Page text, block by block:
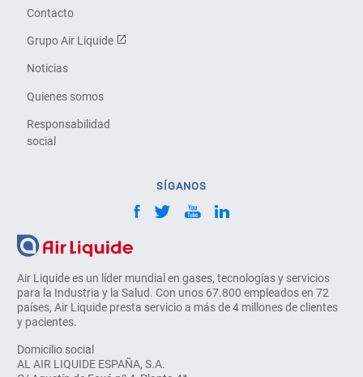
Air Liquide es un líder mundial en gases, tecnologías y servicios
para la Industria y la Salud. Con unos 67.800 empleados en 72
países, Air Liquide presta servicio a más de 4 millones de clientes
y pacientes.
Domicilio social
AL AIR LIQUIDE ESPAÑA, S.A.
Contacto
Grupo Air Liquide
Noticias
Quienes somos
Responsabilidad
social
SÍGANOS